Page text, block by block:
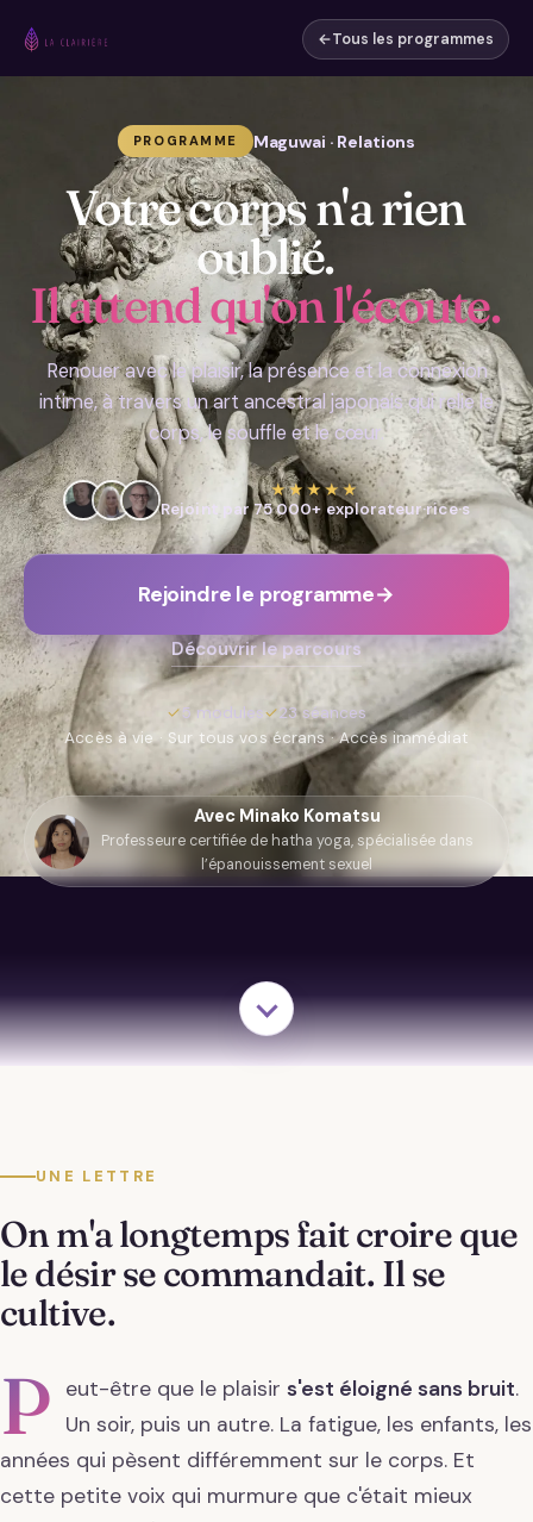
←Tous les programmes
PROGRAMME Maguwai · Relations
Votre corps n'a rien
oublié.
Il attend qu'on l'écoute.
Renouer avec le plaisir, la présence et la connexion
intime, à travers un art ancestral japonais qui relie le
corps, le souffle et le cœur.
★★★★★
Rejoint par 75 000+ explorateur·rice·s
Rejoindre le programme→
Découvrir le parcours
✓5 modules✓23 séances
Accès à vie · Sur tous vos écrans · Accès immédiat
Avec Minako Komatsu
Professeure certifiée de hatha yoga, spécialisée dans
l’épanouissement sexuel
UNE LETTRE
On m'a longtemps fait croire que
le désir se commandait. Il se
cultive.
P eut-être que le plaisir s'est éloigné sans bruit.
Un soir, puis un autre. La fatigue, les enfants, les
années qui pèsent différemment sur le corps. Et
cette petite voix qui murmure que c'était mieux